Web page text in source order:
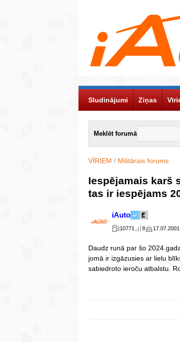
Sludinājumi Ziņas
Meklēt forumā
VĪRIEM / Militārais forums
Iespējamais karš
tas ir iespējams
iAuto
10771 8 17.07.2001
Daudz runā par šo
jomā ir izgāzusies ar lielu
sabiedroto ieroču atbalstu.